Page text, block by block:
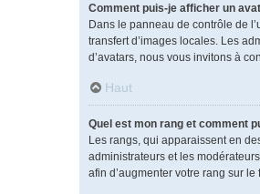
Comment puis-je afficher un
Dans le panneau de contrôle de
transfert d’images locales. Les
d’avatars, nous vous invitons à
Haut
Quel est mon rang et comment
Les rangs, qui apparaissent en
administrateurs et les
afin d’augmenter votre rang sur